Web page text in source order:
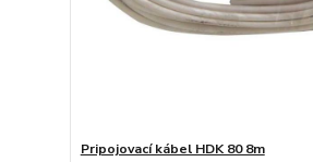
Pripojovací kábel HDK 80 8m